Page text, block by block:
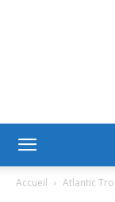
Accueil Atlantic